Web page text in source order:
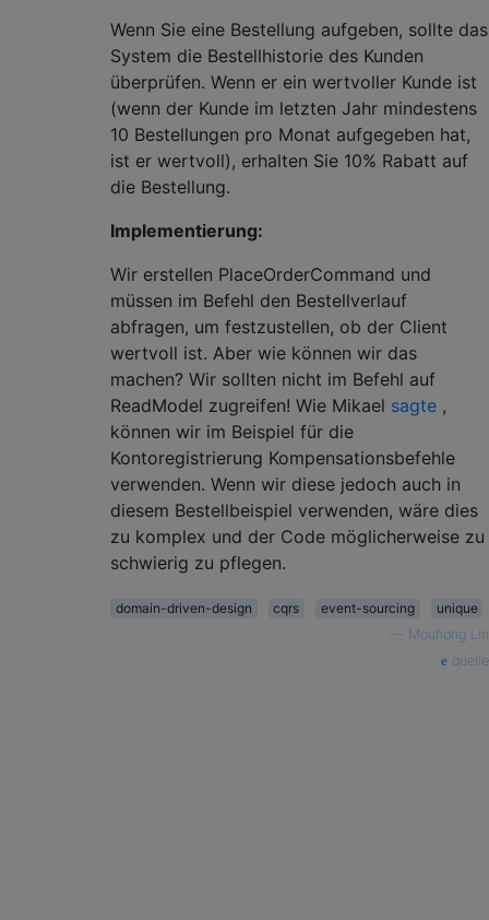
Wenn Sie eine Bestellung aufgeben, sollte das
System die Bestellhistorie des Kunden
überprüfen. Wenn er ein wertvoller Kunde ist
(wenn der Kunde im letzten Jahr mindestens
10 Bestellungen pro Monat aufgegeben hat,
ist er wertvoll), erhalten Sie 10% Rabatt auf
die Bestellung.
Implementierung:
Wir erstellen PlaceOrderCommand und
müssen im Befehl den Bestellverlauf
abfragen, um festzustellen, ob der Client
wertvoll ist. Aber wie können wir das
machen? Wir sollten nicht im Befehl auf
ReadModel zugreifen! Wie Mikael sagte ,
können wir im Beispiel für die
Kontoregistrierung Kompensationsbefehle
verwenden. Wenn wir diese jedoch auch in
diesem Bestellbeispiel verwenden, wäre dies
zu komplex und der Code möglicherweise zu
schwierig zu pflegen.
domain-driven-design cqrs event-sourcing
unique
Mouhong Lin
quelle